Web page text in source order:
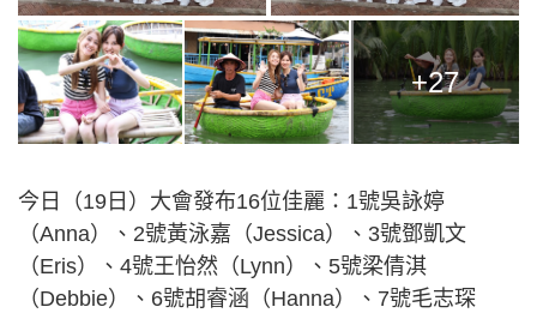
+27
今日（19日）大會發布16位佳麗：1號吳詠婷
（Anna）、2號黃泳嘉（Jessica）、3號鄧凱文
（Eris）、4號王怡然（Lynn）、5號梁倩淇
（Debbie）、6號胡睿涵（Hanna）、7號毛志琛